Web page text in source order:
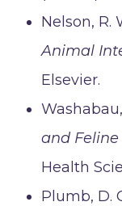
Nelson, R.
Animal
Elsevier.
Washabau,
and
Health
Plumb, D.